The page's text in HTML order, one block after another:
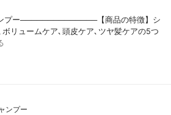
プー──────────────【商品の特徴】シ
リュームケア､頭皮ケア､ツヤ髪ケアの5つ
ンプー